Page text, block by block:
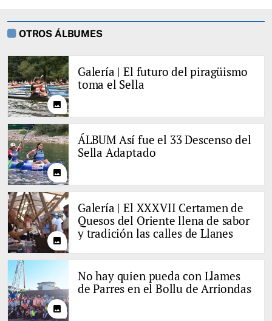
OTROS ÁLBUMES
photo
Galería | El futuro del piragüismo
toma el Sella
photo
ÁLBUM Así fue el 33 Descenso del
Sella Adaptado
photo
Galería | El XXXVII Certamen de
Quesos del Oriente llena de sabor
y tradición las calles de Llanes
photo
No hay quien pueda con Llames
de Parres en el Bollu de Arriondas